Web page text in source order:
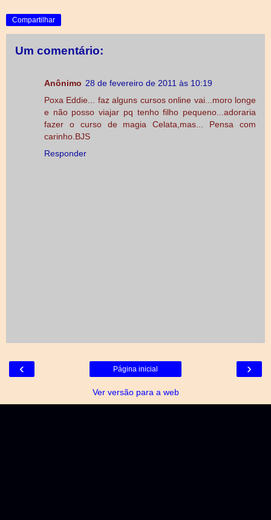
Compartilhar
Um comentário:
Anônimo 28 de fevereiro de 2011 às 10:19
Poxa Eddie... faz alguns cursos online vai...moro longe
e não posso viajar pq tenho filho pequeno...adoraria
fazer o curso de magia Celata,mas... Pensa com
carinho.BJS
Responder
‹ ›
Página inicial
Ver versão para a web